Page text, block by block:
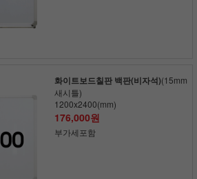
화이트보드칠판 백판(비자석)(15mm
새시틀)
1200x2400(mm)
176,000원
부가세포함